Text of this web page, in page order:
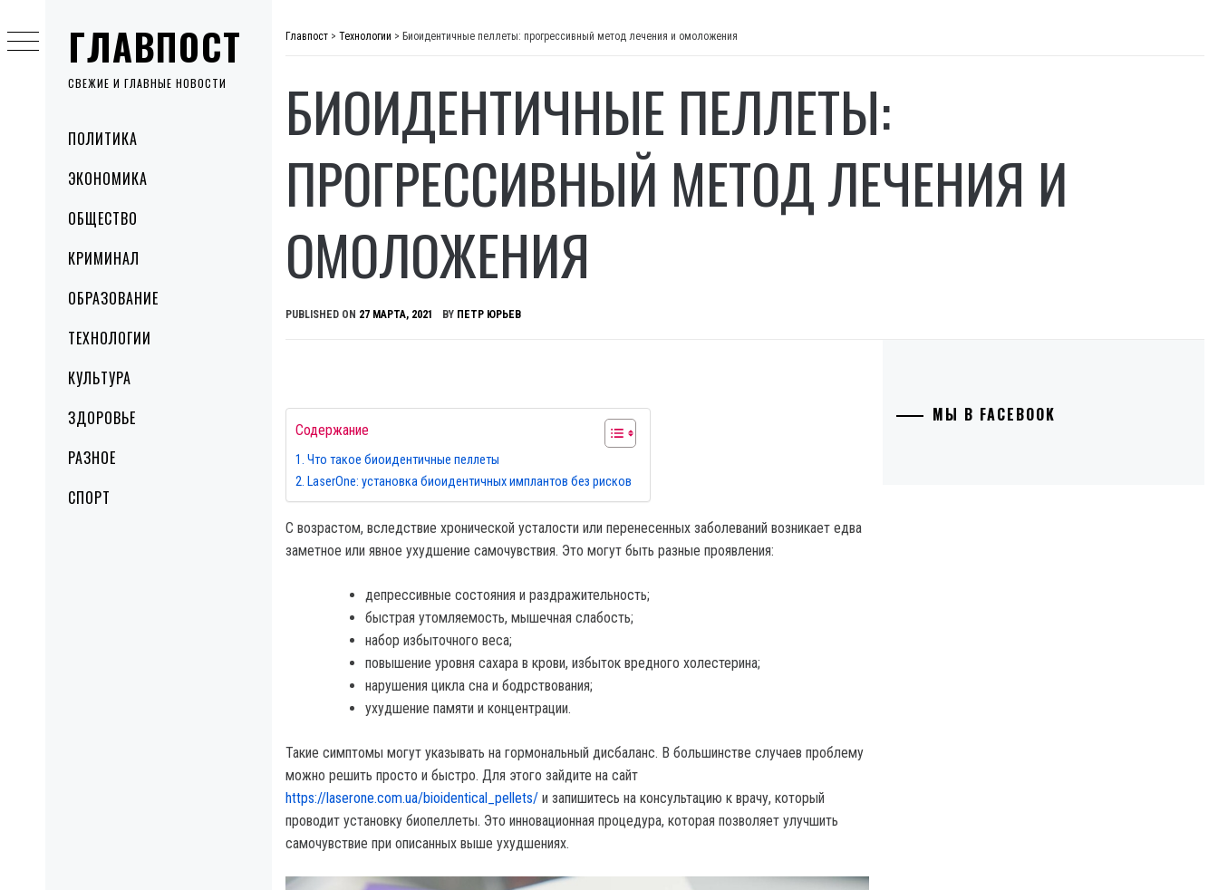
ГЛАВПОСТ
СВЕЖИЕ И ГЛАВНЫЕ НОВОСТИ
MenuПОЛИТИКА
ЭКОНОМИКА
ОБЩЕСТВО
КРИМИНАЛ
ОБРАЗОВАНИЕ
ТЕХНОЛОГИИ
КУЛЬТУРА
ЗДОРОВЬЕ
РАЗНОЕ
СПОРТ
to
content
Главпост > Технологии > Биоидентичные пеллеты: прогрессивный метод лечения и омоложения
БИОИДЕНТИЧНЫЕ ПЕЛЛЕТЫ:
ПРОГРЕССИВНЫЙ МЕТОД ЛЕЧЕНИЯ И
ОМОЛОЖЕНИЯ
PUBLISHED ON 27 МАРТА, 2021 BY ПЕТР ЮРЬЕВ
Содержание
Что такое биоидентичные пеллеты
LaserOne: установка биоидентичных имплантов без рисков
С возрастом, вследствие хронической усталости или перенесенных заболеваний возникает едва
заметное или явное ухудшение самочувствия. Это могут быть разные проявления:
депрессивные состояния и раздражительность;
быстрая утомляемость, мышечная слабость;
набор избыточного веса;
повышение уровня сахара в крови, избыток вредного холестерина;
нарушения цикла сна и бодрствования;
ухудшение памяти и концентрации.
Такие симптомы могут указывать на гормональный дисбаланс. В большинстве случаев проблему
можно решить просто и быстро. Для этого зайдите на сайт
https://laserone.com.ua/bioidentical_pellets/ и запишитесь на консультацию к врачу, который
проводит установку биопеллеты. Это инновационная процедура, которая позволяет улучшить
самочувствие при описанных выше ухудшениях.
МЫ В FACEBOOK